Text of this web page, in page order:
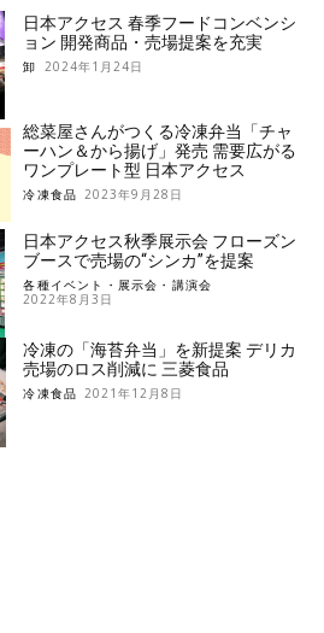
日本アクセス 春季フードコンベンシ
ョン 開発商品・売場提案を充実
卸 2024年1月24日
総菜屋さんがつくる冷凍弁当「チャ
ーハン＆から揚げ」発売 需要広がる
ワンプレート型 日本アクセス
冷凍食品 2023年9月28日
日本アクセス秋季展示会 フローズン
ブースで売場の“シンカ”を提案
各種イベント・展示会・講演会
2022年8月3日
冷凍の「海苔弁当」を新提案 デリカ
売場のロス削減に 三菱食品
冷凍食品 2021年12月8日